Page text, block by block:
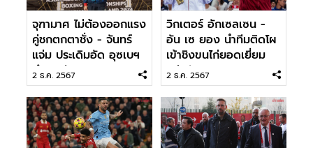
จุฑามาศ ไม่ต้องออกแรง
คู่ชกตกตาชั่ง - จันทร์
แจ่ม ประเดิมอัด อุซเบฯ
ศึกเอเชีย
2 ธ.ค. 2567
วิกเตอร์ อักเซลเซน -
อัน เซ ยอง นำทีมติดโผ
เข้าชิงขนไก่ยอดเยี่ยม
แห่งปี
2 ธ.ค. 2567